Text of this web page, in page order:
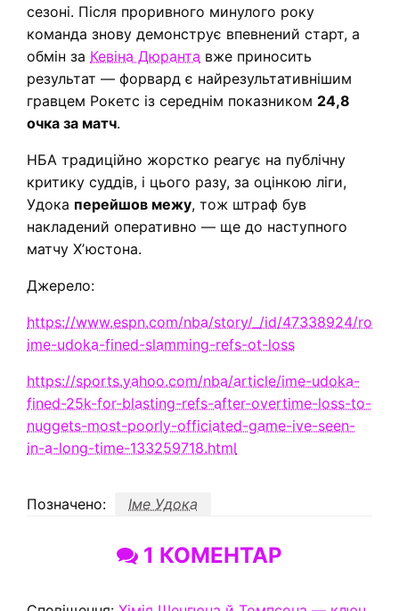
сезоні. Після проривного минулого року
команда знову демонструє впевнений старт, а
обмін за Кевіна Дюранта вже приносить
результат — форвард є найрезультативнішим
гравцем Рокетс із середнім показником 24,8
очка за матч.
НБА традиційно жорстко реагує на публічну
критику суддів, і цього разу, за оцінкою ліги,
Удока перейшов межу, тож штраф був
накладений оперативно — ще до наступного
матчу Хʼюстона.
Джерело:
https://www.espn.com/nba/story/_/id/47338924/
ime-udoka-fined-slamming-refs-ot-loss
https://sports.yahoo.com/nba/article/ime-udoka-
fined-25k-for-blasting-refs-after-overtime-loss-to-
nuggets-most-poorly-officiated-game-ive-seen-
in-a-long-time-133259718.html
Позначено: Іме Удока
1 КОМЕНТАР